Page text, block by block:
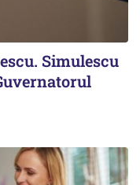
Simulescu